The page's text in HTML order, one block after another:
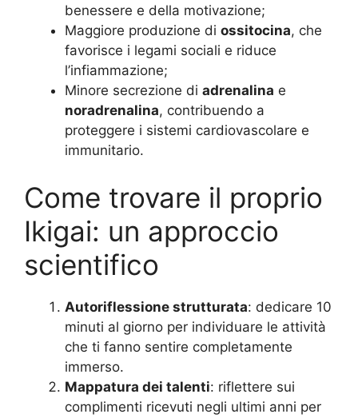
benessere e della motivazione;
Maggiore produzione di ossitocina, che
favorisce i legami sociali e riduce
l’infiammazione;
Minore secrezione di adrenalina e
noradrenalina, contribuendo a
proteggere i sistemi cardiovascolare e
immunitario.
Come trovare il proprio
Ikigai: un approccio
scientifico
Autoriflessione strutturata: dedicare 10
minuti al giorno per individuare le attività
che ti fanno sentire completamente
immerso.
Mappatura dei talenti: riflettere sui
complimenti ricevuti negli ultimi anni per